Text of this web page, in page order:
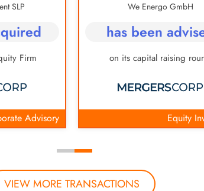
SLP
Firm
Advisory
We Energo GmbH
has been
on its capital raising
Equity
VIEW MORE TRANSACTIONS